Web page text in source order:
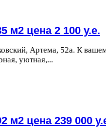
м2 цена 2 100 у.е.
Артема, 52а. К
уютная,...
м2 цена 239 000